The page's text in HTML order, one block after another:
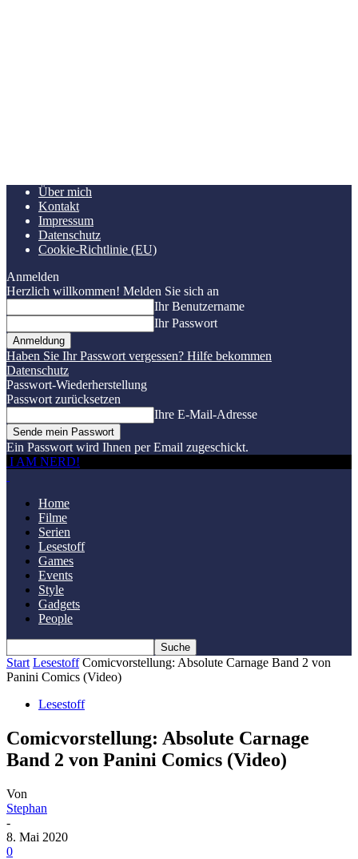
Über mich
Kontakt
Impressum
Datenschutz
Cookie-Richtlinie (EU)
Anmelden
Herzlich willkommen! Melden Sie sich an
Ihr Benutzername
Ihr Passwort
Haben Sie Ihr Passwort vergessen? Hilfe bekommen
Datenschutz
Passwort-Wiederherstellung
Passwort zurücksetzen
Ihre E-Mail-Adresse
Ein Passwort wird Ihnen per Email zugeschickt.
I AM NERD!
Home
Filme
Serien
Lesestoff
Games
Events
Style
Gadgets
People
Start Lesestoff Comicvorstellung: Absolute Carnage Band 2 von
Panini Comics (Video)
Lesestoff
Comicvorstellung: Absolute Carnage
Band 2 von Panini Comics (Video)
Von
Stephan
-
8. Mai 2020
0